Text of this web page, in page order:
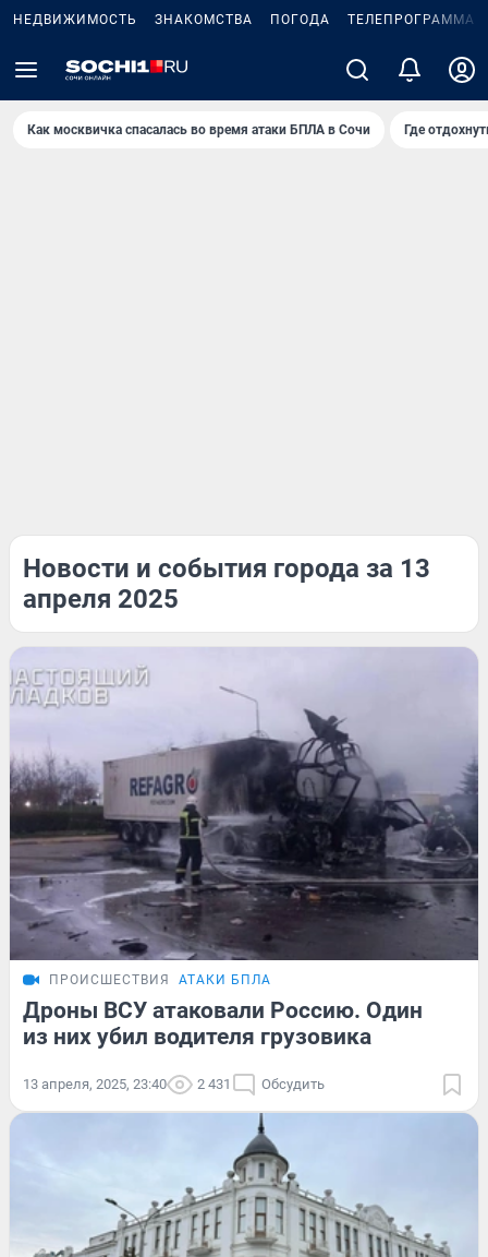
НЕДВИЖИМОСТЬ ЗНАКОМСТВА ПОГОДА ТЕЛЕПРОГРАММА
Как москвичка спасалась во время атаки БПЛА в Сочи Где
Новости и события города за 13
апреля 2025
ПРОИСШЕСТВИЯ АТАКИ БПЛА
Дроны ВСУ атаковали Россию. Один
из них убил водителя грузовика
13 апреля, 2025, 23:40 2 431 Обсудить